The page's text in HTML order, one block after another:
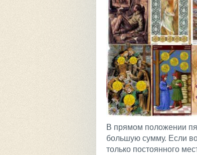
В прямом положении
большую сумму. Если
только постоянного